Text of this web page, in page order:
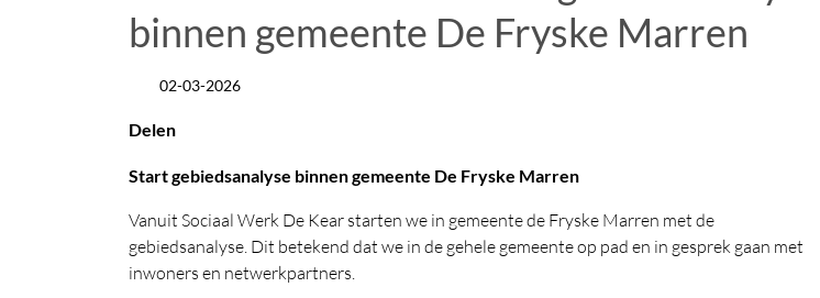
binnen gemeente De Fryske Marren
Datum
02-03-2026
Delen
Start gebiedsanalyse binnen gemeente De Fryske Marren
Vanuit Sociaal Werk De Kear starten we in gemeente de Fryske Marren met de
gebiedsanalyse. Dit betekend dat we in de gehele gemeente op pad en in gesprek gaan met
inwoners en netwerkpartners.